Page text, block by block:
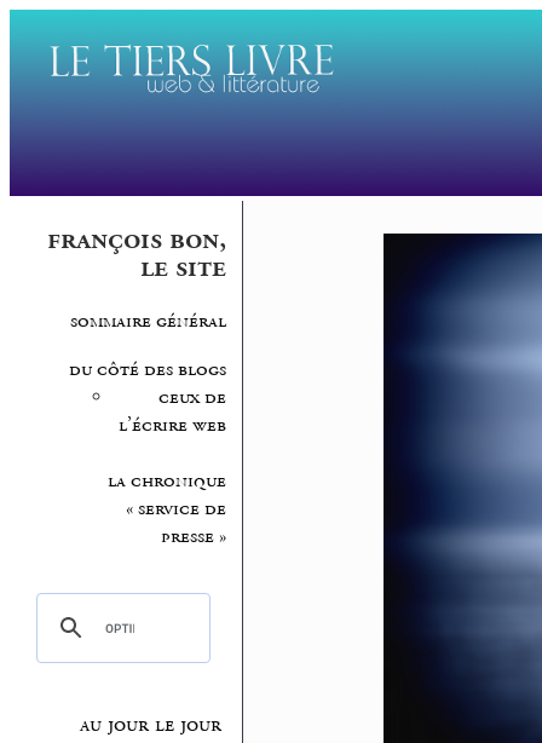
françois bon,
le site
sommaire général
du côté des blogs
ceux de
l’écrire web
la chronique
« service de
presse »
au jour le jour